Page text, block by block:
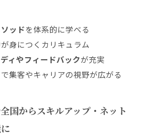
ッドを体系的に学べる
が身につくカリキュラム
ィやフィードバックが充実
で集客やキャリアの視野が広がる
国からスキルアップ・ネット